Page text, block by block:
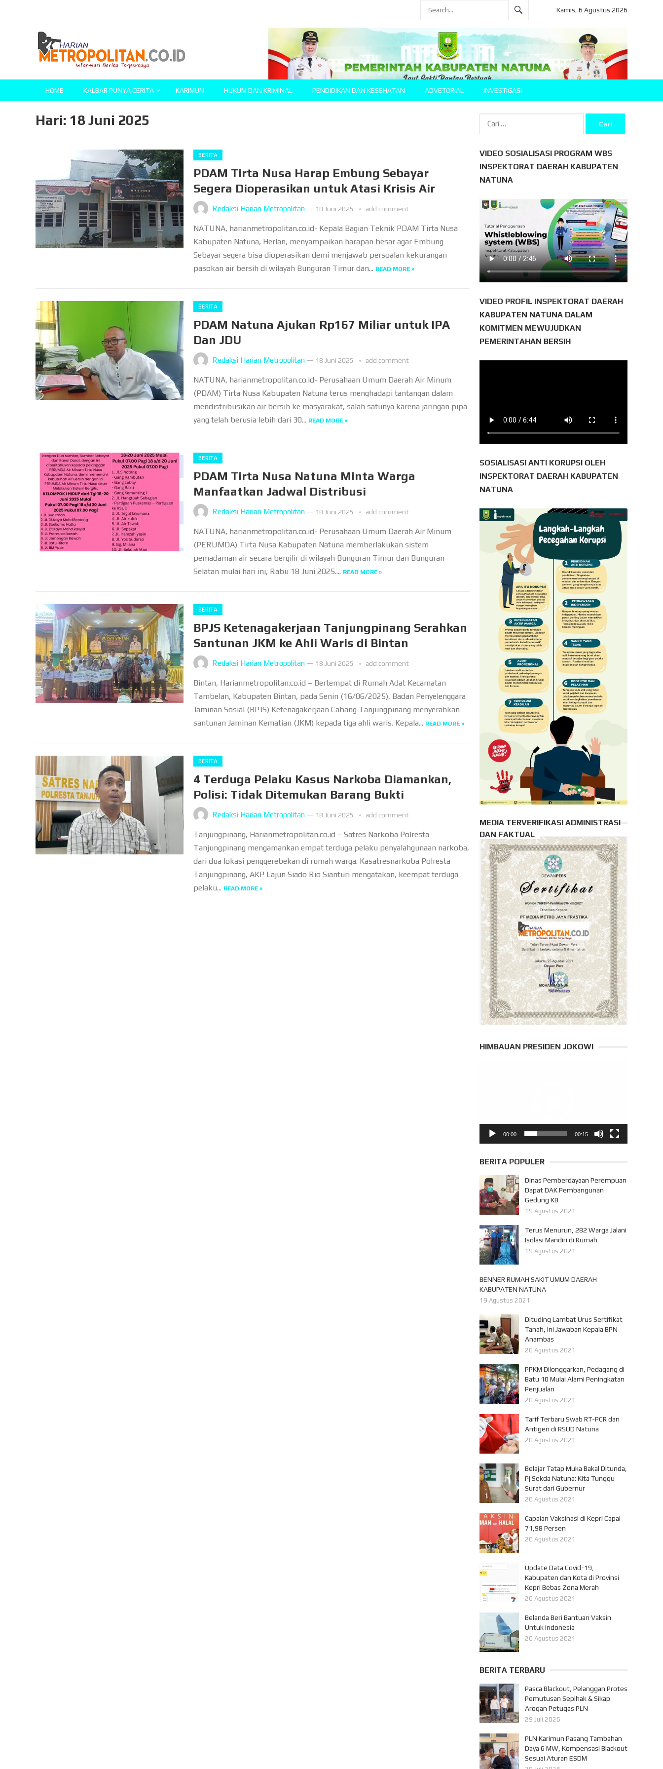
Kamis, 6 Agustus 2026
HOME KALBAR PUNYA CERITA KARIMUN HUKUM DAN KRIMINAL PENDIDIKAN DAN KESEHATAN ADVETORIAL INVESTIGASI
Hari: 18 Juni 2025
BERITA
PDAM Tirta Nusa Harap Embung Sebayar
Segera Dioperasikan untuk Atasi Krisis Air
Redaksi Harian Metropolitan — 18 Juni 2025 add comment
NATUNA, harianmetropolitan.co.id- Kepala Bagian Teknik PDAM Tirta Nusa
Kabupaten Natuna, Herlan, menyampaikan harapan besar agar Embung
Sebayar segera bisa dioperasikan demi menjawab persoalan kekurangan
pasokan air bersih di wilayah Bunguran Timur dan... READ MORE »
BERITA
PDAM Natuna Ajukan Rp167 Miliar untuk IPA
Dan JDU
Redaksi Harian Metropolitan — 18 Juni 2025 add comment
NATUNA, harianmetropolitan.co.id- Perusahaan Umum Daerah Air Minum
(PDAM) Tirta Nusa Kabupaten Natuna terus menghadapi tantangan dalam
mendistribusikan air bersih ke masyarakat, salah satunya karena jaringan pipa
yang telah berusia lebih dari 30... READ MORE »
BERITA
PDAM Tirta Nusa Natuna Minta Warga
Manfaatkan Jadwal Distribusi
Redaksi Harian Metropolitan — 18 Juni 2025 add comment
NATUNA, harianmetropolitan.co.id- Perusahaan Umum Daerah Air Minum
(PERUMDA) Tirta Nusa Kabupaten Natuna memberlakukan sistem
pemadaman air secara bergilir di wilayah Bunguran Timur dan Bunguran
Selatan mulai hari ini, Rabu 18 Juni 2025.... READ MORE »
BERITA
BPJS Ketenagakerjaan Tanjungpinang Serahkan
Santunan JKM ke Ahli Waris di Bintan
Redaksi Harian Metropolitan — 18 Juni 2025 add comment
Bintan, Harianmetropolitan.co.id – Bertempat di Rumah Adat Kecamatan
Tambelan, Kabupaten Bintan, pada Senin (16/06/2025), Badan Penyelenggara
Jaminan Sosial (BPJS) Ketenagakerjaan Cabang Tanjungpinang menyerahkan
santunan Jaminan Kematian (JKM) kepada tiga ahli waris. Kepala... READ MORE »
BERITA
4 Terduga Pelaku Kasus Narkoba Diamankan,
Polisi: Tidak Ditemukan Barang Bukti
Redaksi Harian Metropolitan — 18 Juni 2025 add comment
Tanjungpinang, Harianmetropolitan.co.id – Satres Narkoba Polresta
Tanjungpinang mengamankan empat terduga pelaku penyalahgunaan narkoba,
dari dua lokasi penggerebekan di rumah warga. Kasatresnarkoba Polresta
Tanjungpinang, AKP Lajun Siado Rio Sianturi mengatakan, keempat terduga
pelaku... READ MORE »
Cari
untuk:
VIDEO SOSIALISASI PROGRAM WBS
INSPEKTORAT DAERAH KABUPATEN
NATUNA
VIDEO PROFIL INSPEKTORAT DAERAH
KABUPATEN NATUNA DALAM
KOMITMEN MEWUJUDKAN
PEMERINTAHAN BERSIH
SOSIALISASI ANTI KORUPSI OLEH
INSPEKTORAT DAERAH KABUPATEN
NATUNA
MEDIA TERVERIFIKASI ADMINISTRASI
DAN FAKTUAL
HIMBAUAN PRESIDEN JOKOWI
00:00 00:15
BERITA POPULER
Dinas Pemberdayaan Perempuan
Dapat DAK Pembangunan
Gedung KB
19 Agustus 2021
Terus Menurun, 282 Warga Jalani
Isolasi Mandiri di Rumah
19 Agustus 2021
BENNER RUMAH SAKIT UMUM DAERAH
KABUPATEN NATUNA
19 Agustus 2021
Dituding Lambat Urus Sertifikat
Tanah, Ini Jawaban Kepala BPN
Anambas
20 Agustus 2021
PPKM Dilonggarkan, Pedagang di
Batu 10 Mulai Alami Peningkatan
Penjualan
20 Agustus 2021
Tarif Terbaru Swab RT-PCR dan
Antigen di RSUD Natuna
20 Agustus 2021
Belajar Tatap Muka Bakal Ditunda,
Pj Sekda Natuna: Kita Tunggu
Surat dari Gubernur
20 Agustus 2021
Capaian Vaksinasi di Kepri Capai
71,98 Persen
20 Agustus 2021
Update Data Covid-19,
Kabupaten dan Kota di Provinsi
Kepri Bebas Zona Merah
20 Agustus 2021
Belanda Beri Bantuan Vaksin
Untuk Indonesia
20 Agustus 2021
BERITA TERBARU
Pasca Blackout, Pelanggan Protes
Pemutusan Sepihak & Sikap
Arogan Petugas PLN
29 Juli 2026
PLN Karimun Pasang Tambahan
Daya 6 MW, Kompensasi Blackout
Sesuai Aturan ESDM